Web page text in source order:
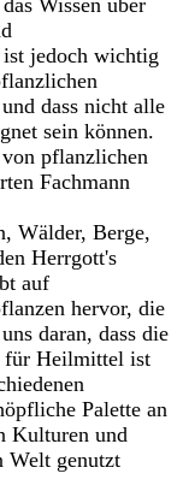
Wissen über
ist jedoch wichtig
dass nicht alle
sein können.
pflanzlichen
Fachmann
Wälder, Berge,
Herrgott's
auf
hervor, die
daran, dass die
für Heilmittel ist
Palette an
Kulturen und
Welt genutzt